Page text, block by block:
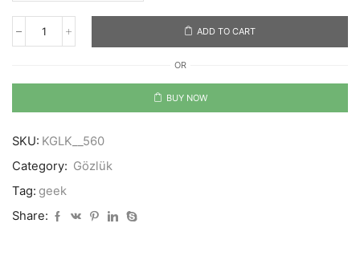
GEEK
ADD TO CART
OR
BUY NOW
SKU: KGLK__560
Category: Gözlük
Tag: geek
Share: